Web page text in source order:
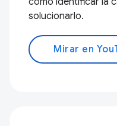
solucionarlo.
Mirar en